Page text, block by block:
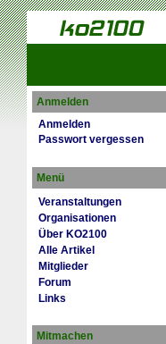
Anmelden
Anmelden
Passwort vergessen
Menü
Veranstaltungen
Organisationen
Über KO2100
Alle Artikel
Mitglieder
Forum
Links
Mitmachen